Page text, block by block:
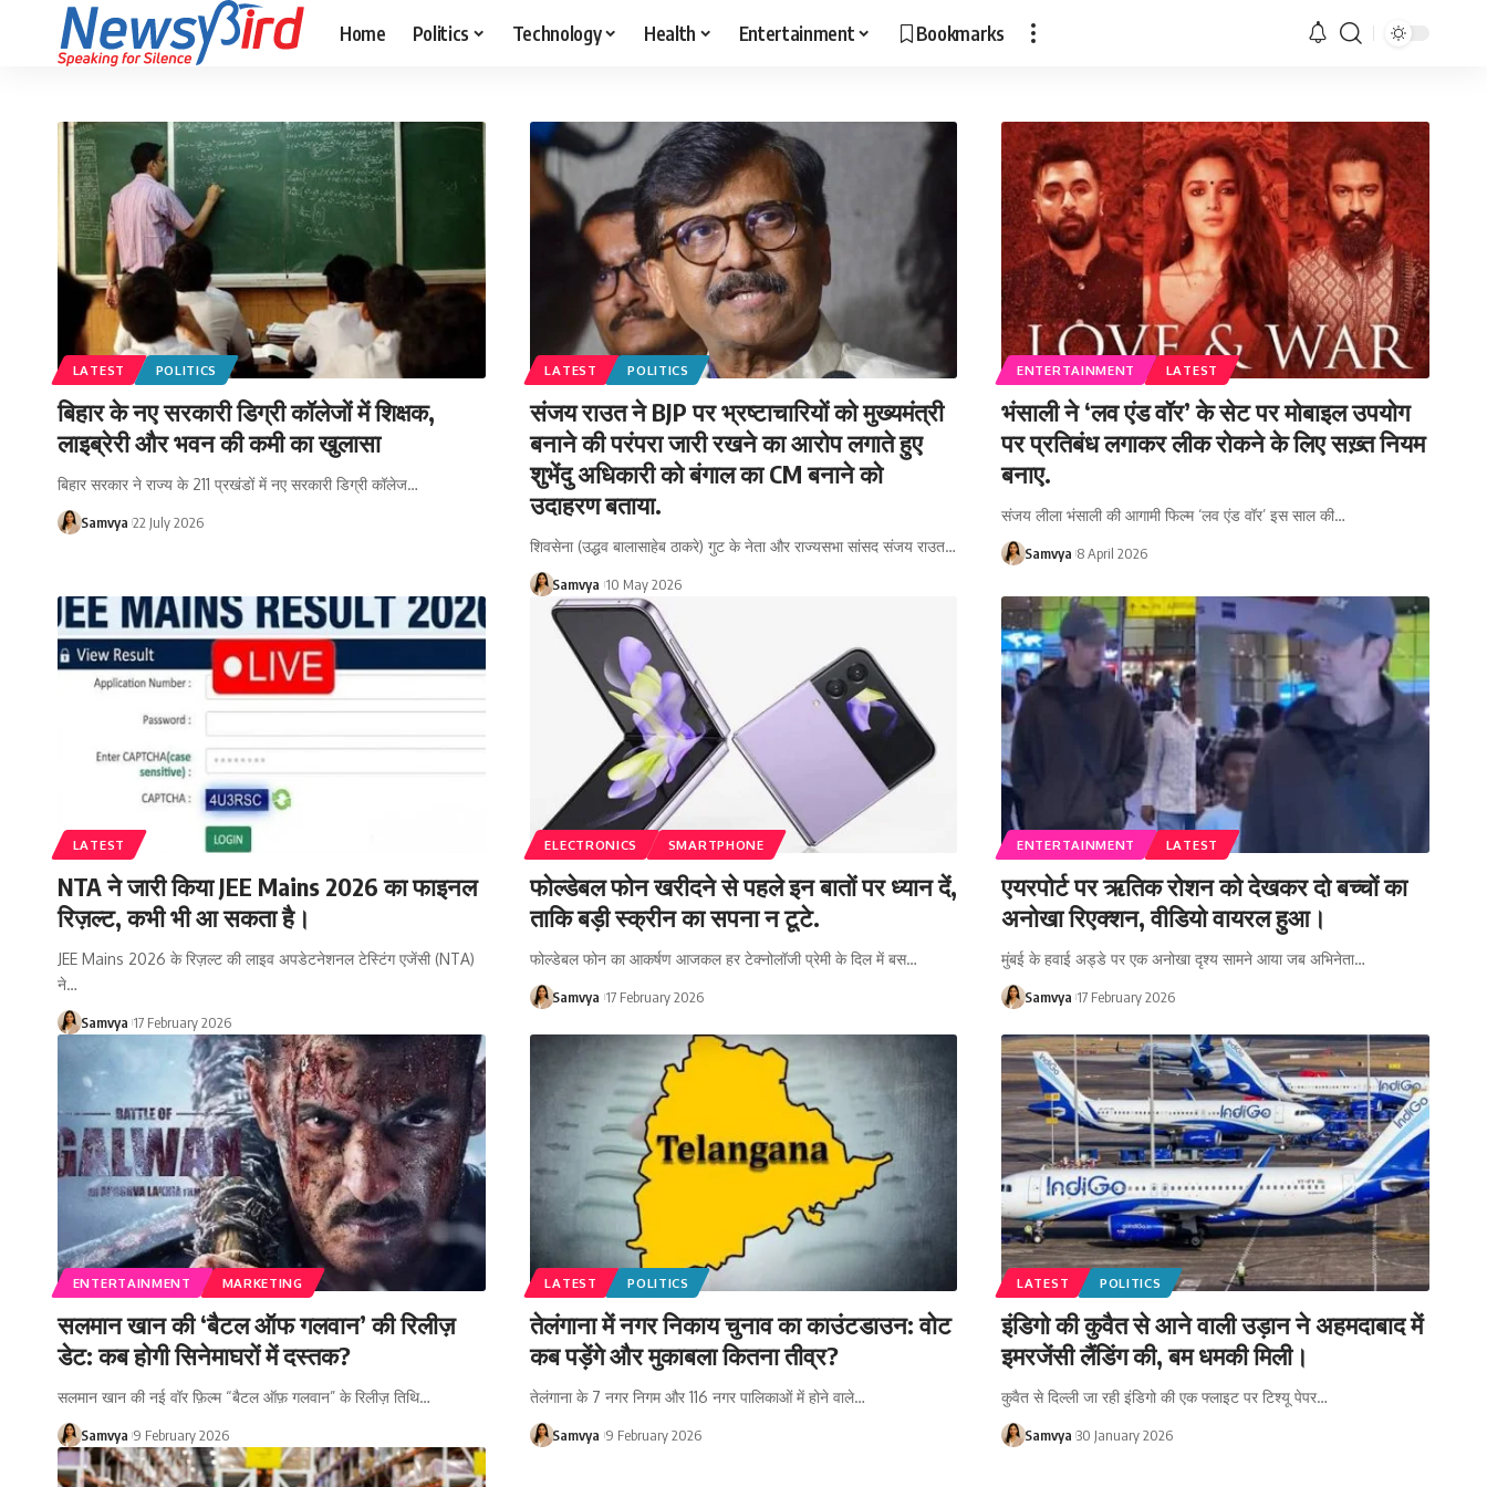
Home Politics Technology Health Entertainment Bookmarks
LATEST POLITICS
बिहार के नए सरकारी डिग्री कॉलेजों में शिक्षक,
लाइब्रेरी और भवन की कमी का खुलासा
बिहार सरकार ने राज्य के 211 प्रखंडों में नए सरकारी डिग्री कॉलेज…
Samvya 22 July 2026
LATEST POLITICS
संजय राउत ने BJP पर भ्रष्टाचारियों को मुख्यमंत्री
बनाने की परंपरा जारी रखने का आरोप लगाते हुए
शुभेंदु अधिकारी को बंगाल का CM बनाने को
उदाहरण बताया.
शिवसेना (उद्धव बालासाहेब ठाकरे) गुट के नेता और राज्यसभा सांसद संजय राउत…
Samvya 10 May 2026
ENTERTAINMENT LATEST
भंसाली ने ‘लव एंड वॉर’ के सेट पर मोबाइल उपयोग
पर प्रतिबंध लगाकर लीक रोकने के लिए सख़्त नियम
बनाए.
संजय लीला भंसाली की आगामी फिल्म ‘लव एंड वॉर’ इस साल की…
Samvya 8 April 2026
LATEST
NTA ने जारी किया JEE Mains 2026 का फाइनल
रिज़ल्ट, कभी भी आ सकता है।
JEE Mains 2026 के रिज़ल्ट की लाइव अपडेटनेशनल टेस्टिंग एजेंसी (NTA)
ने…
Samvya 17 February 2026
ELECTRONICS SMARTPHONE
फोल्डेबल फोन खरीदने से पहले इन बातों पर ध्यान दें,
ताकि बड़ी स्क्रीन का सपना न टूटे.
फोल्डेबल फोन का आकर्षण आजकल हर टेक्नोलॉजी प्रेमी के दिल में बस…
Samvya 17 February 2026
ENTERTAINMENT LATEST
एयरपोर्ट पर ऋतिक रोशन को देखकर दो बच्चों का
अनोखा रिएक्शन, वीडियो वायरल हुआ।
मुंबई के हवाई अड्डे पर एक अनोखा दृश्य सामने आया जब अभिनेता…
Samvya 17 February 2026
ENTERTAINMENT MARKETING
सलमान खान की ‘बैटल ऑफ गलवान’ की रिलीज़
डेट: कब होगी सिनेमाघरों में दस्तक?
सलमान खान की नई वॉर फ़िल्म “बैटल ऑफ़ गलवान” के रिलीज़ तिथि…
Samvya 9 February 2026
LATEST POLITICS
तेलंगाना में नगर निकाय चुनाव का काउंटडाउन: वोट
कब पड़ेंगे और मुकाबला कितना तीव्र?
तेलंगाना के 7 नगर निगम और 116 नगर पालिकाओं में होने वाले…
Samvya 9 February 2026
LATEST POLITICS
इंडिगो की कुवैत से आने वाली उड़ान ने अहमदाबाद में
इमरजेंसी लैंडिंग की, बम धमकी मिली।
कुवैत से दिल्ली जा रही इंडिगो की एक फ्लाइट पर टिश्यू पेपर…
Samvya 30 January 2026